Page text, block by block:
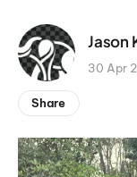
Jason
30 Apr
Share